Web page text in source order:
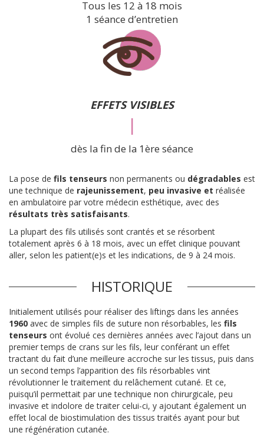
Tous les 12 à 18 mois
1 séance d’entretien
EFFETS VISIBLES
|
dès la fin de la 1ère séance
La pose de fils tenseurs non permanents ou dégradables est
une technique de rajeunissement, peu invasive et réalisée
en ambulatoire par votre médecin esthétique, avec des
résultats très satisfaisants.
La plupart des fils utilisés sont crantés et se résorbent
totalement après 6 à 18 mois, avec un effet clinique pouvant
aller, selon les patient(e)s et les indications, de 9 à 24 mois.
HISTORIQUE
Initialement utilisés pour réaliser des liftings dans les années
1960 avec de simples fils de suture non résorbables, les fils
tenseurs ont évolué ces dernières années avec l’ajout dans un
premier temps de crans sur les fils, leur conférant un effet
tractant du fait d’une meilleure accroche sur les tissus, puis dans
un second temps l’apparition des fils résorbables vint
révolutionner le traitement du relâchement cutané. Et ce,
puisqu’il permettait par une technique non chirurgicale, peu
invasive et indolore de traiter celui-ci, y ajoutant également un
effet local de biostimulation des tissus traités ayant pour but
une régénération cutanée.